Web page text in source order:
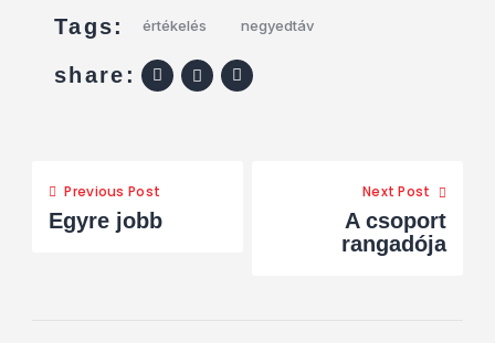
Tags: értékelés negyedtáv
share:
Previous Post
Egyre jobb
Next Post
A csoport
rangadója